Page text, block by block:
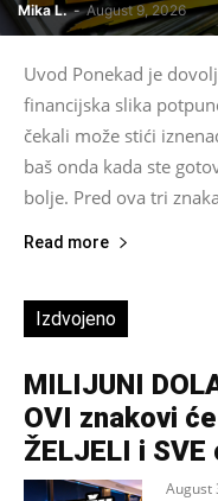
Mika L. - August 9, 2026
Uvod Ponekad je
financijska slika
čekali može stići
baš onda kada ste
bolje. Pred ova tri
Read more
Izdvojeno
MILIJUNI
OVI znakovi
ŽELJELI i
August